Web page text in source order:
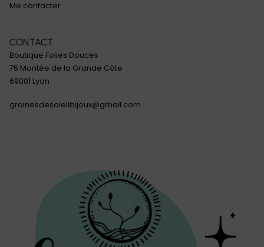
CONTACT
Boutique Folies Douces
75 Montée de la Grande Côte
69001 Lyon
grainesdesoleilbijoux@gmail.com
Me contacter